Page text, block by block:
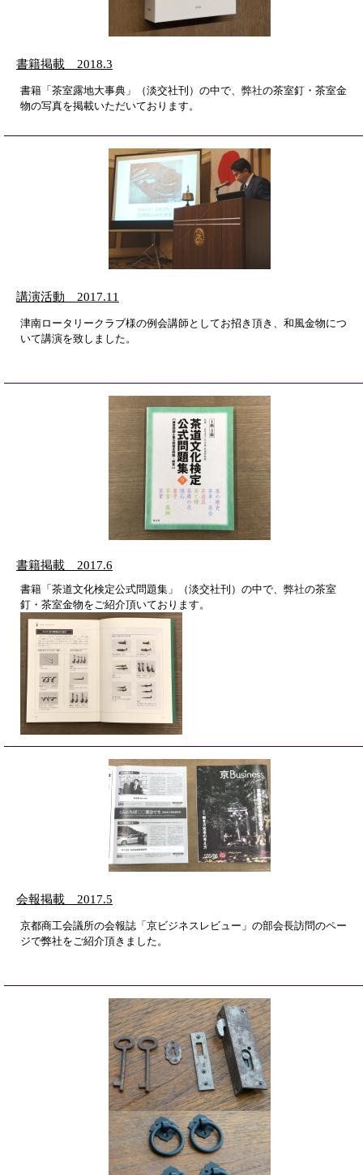
書籍掲載 2018.3
書籍「茶室露地大事典」（淡交社刊）の中で、 弊社の茶室釘・茶室金
物の写真を掲載いただいております。
講演活動 2017.11
津南ロータリークラブ様の例会講師としてお招き頂き、和風金物につ
いて講演を致しました。
書籍掲載 2017.6
書籍「茶道文化検定公式問題集」（淡交社刊）の中で、 弊社の茶室
釘・茶室金物をご紹介頂いております。
会報掲載 2017.5
京都商工会議所の会報誌「京ビジネスレビュー」の部会長訪問のペー
ジで弊社をご紹介頂きました。